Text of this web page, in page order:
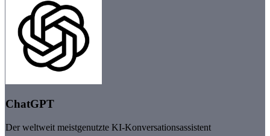
ChatGPT
Der weltweit meistgenutzte KI-Konversationsassistent